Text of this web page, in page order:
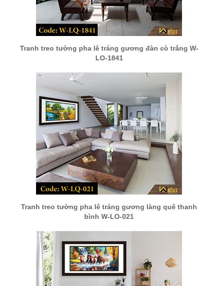
Tranh treo tường pha lê tráng gương đàn cò trắng W-
LQ-1841
Tranh treo tường pha lê tráng gương làng quê thanh
bình W-LQ-021